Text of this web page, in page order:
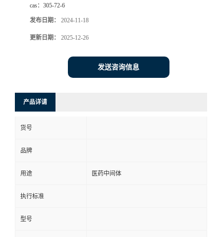
cas： 305-72-6
发布日期： 2024-11-18
更新日期： 2025-12-26
发送咨询信息
产品详请
货号
品牌
用途 医药中间体
执行标准
型号